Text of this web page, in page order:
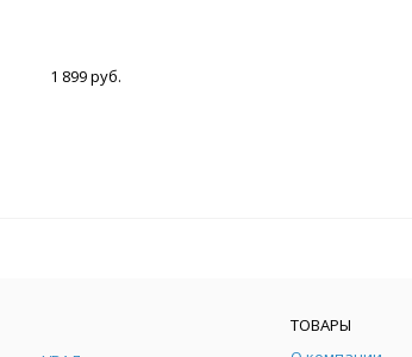
1 899 руб.
ТОВАРЫ